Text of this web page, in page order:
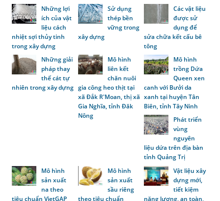
Những lợi
ích của vật
liệu cách
nhiệt sợi thủy tinh
trong xây dựng
Sử dụng
thép bền
vững trong
xây dựng
Các vật liệu
được sử
dụng để
sửa chữa kết cấu bê
tông
Những giải
pháp thay
thế cát tự
nhiên trong xây dựng
Mô hình
liên kết
chăn nuôi
gia công heo thịt tại
xã Đắk R'Moan, thị xã
Gia Nghĩa, tỉnh Đăk
Nông
Mô hình
trồng Dứa
Queen xen
canh với Bưởi da
xanh tại huyện Tân
Biên, tỉnh Tây Ninh
Phát triển
vùng
nguyên
liệu dứa trên địa bàn
tỉnh Quảng Trị
Mô hình
sản xuất
na theo
tiêu chuẩn VietGAP
Mô hình
sản xuất
sầu riêng
theo tiêu chuẩn
Vật liệu xây
dựng mới,
tiết kiệm
năng lượng, an toàn,